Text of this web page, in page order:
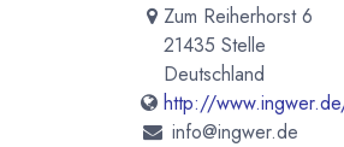
Zum Reiherhorst 6
21435 Stelle
Deutschland
http://
info@ingwer.de